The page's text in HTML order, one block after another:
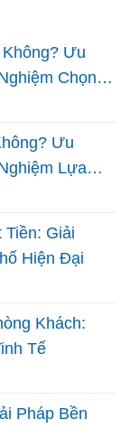
Ưu
Chọn
Ưu
Lựa
Giải
Hiện Đại
Khách:
Tế
Pháp Bền